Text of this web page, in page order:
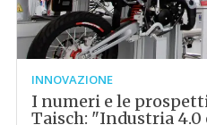
INNOVAZIONE
I numeri e le
Taisch: "Industria